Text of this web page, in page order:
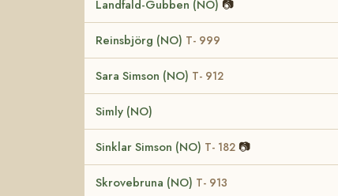
Landfald-Gubben (NO) 📷
Reinsbjörg (NO) T- 999
Sara Simson (NO) T- 912
Simly (NO)
Sinklar Simson (NO) T- 182 📷
Skrovebruna (NO) T- 913